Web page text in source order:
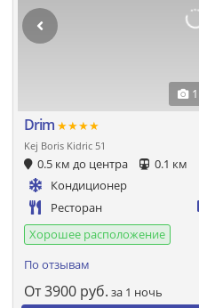
Drim ★★★★
Kej Boris Kidric 51
0.5 км до центра 0.1 км
Кондиционер
Ресторан
Хорошее расположение
По отзывам
От3900 руб. за 1 ночь